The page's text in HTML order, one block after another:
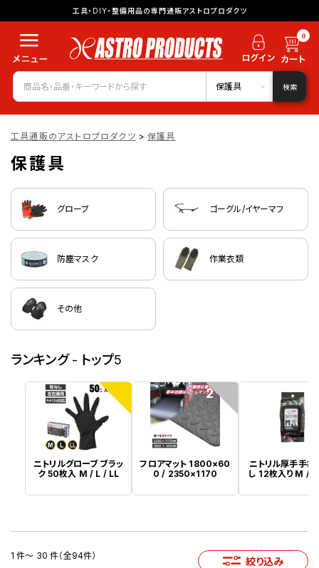
工具・DIY・整備用品の専門通販アストロプロダクツ
0
保護具 検索
工具通販のアストロプロダクツ > 保護具
保護具
グローブ ゴーグル/イヤーマフ
防塵マスク 作業衣類
その他
ランキング - トップ5
1
ニトリルグローブ ブラッ
ク 50枚入 M / L / LL
2
フロアマット 1800×60
0 / 2350×1170
ニトリル厚手手袋
し 12枚入り M /
1 件～ 30 件（全94件） 絞り込み